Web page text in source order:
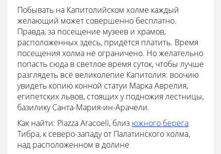
Побывать на Капитолийском холме каждый
желающий может совершенно бесплатно.
Правда, за посещение музеев и храмов,
расположенных здесь, придётся платить. Время
посещения холма не ограничено. Но желательно
попасть сюда в светлое время суток, чтобы лучше
разглядеть всё великолепие Капитолия: воочию
увидеть копию конной статуи Марка Аврелия,
египетских львов, стоящих у подножия лестницы,
базилику Санта-Мария-ин-Арачели.
Как найти: Piazza Aracoeli, близ южного берега
Тибра, к северо-западу от Палатинского холма,
над расположенном в долине